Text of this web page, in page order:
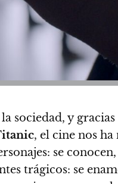
sociedad, y gracias
, el cine nos
se
trágicos: se